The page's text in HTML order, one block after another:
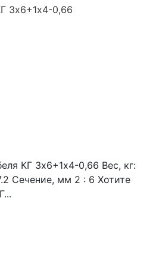
КГ 3х6+1х4-0,66 Вес, кг:
Сечение, мм 2 : 6 Хотите